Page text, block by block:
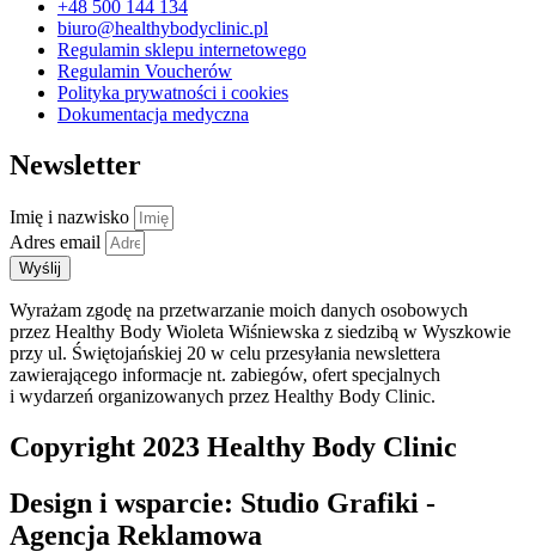
+48 500 144 134
biuro@healthybodyclinic.pl
Regulamin sklepu internetowego
Regulamin Voucherów
Polityka prywatności i cookies
Dokumentacja medyczna
Newsletter
Imię i nazwisko
Adres email
Wyślij
Wyrażam zgodę na przetwarzanie moich danych osobowych
przez Healthy Body Wioleta Wiśniewska z siedzibą w Wyszkowie
przy ul. Świętojańskiej 20 w celu przesyłania newslettera
zawierającego informacje nt. zabiegów, ofert specjalnych
i wydarzeń organizowanych przez Healthy Body Clinic.
Copyright 2023 Healthy Body Clinic
Design i wsparcie: Studio Grafiki -
Agencja Reklamowa